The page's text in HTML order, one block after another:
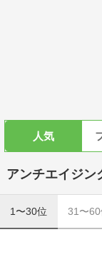
人気
アンチエイジン
1〜30位 31〜60